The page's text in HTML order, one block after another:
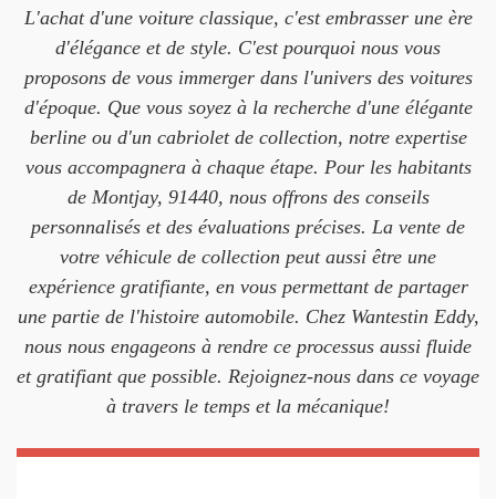
L'achat d'une voiture classique, c'est embrasser une ère
d'élégance et de style. C'est pourquoi nous vous
proposons de vous immerger dans l'univers des voitures
d'époque. Que vous soyez à la recherche d'une élégante
berline ou d'un cabriolet de collection, notre expertise
vous accompagnera à chaque étape. Pour les habitants
de Montjay, 91440, nous offrons des conseils
personnalisés et des évaluations précises. La vente de
votre véhicule de collection peut aussi être une
expérience gratifiante, en vous permettant de partager
une partie de l'histoire automobile. Chez Wantestin Eddy,
nous nous engageons à rendre ce processus aussi fluide
et gratifiant que possible. Rejoignez-nous dans ce voyage
à travers le temps et la mécanique!